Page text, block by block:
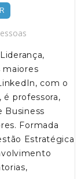
maiores
com o
é professora,
Business
Formada
Estratégica